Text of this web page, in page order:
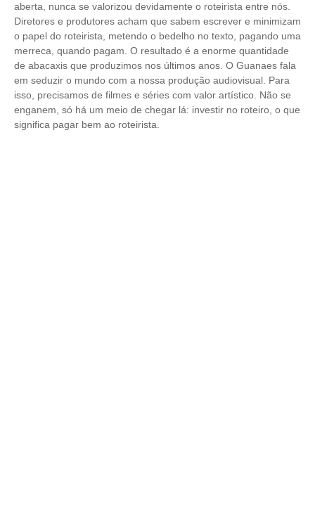
aberta, nunca se valorizou devidamente o roteirista entre nós.
Diretores e produtores acham que sabem escrever e minimizam
o papel do roteirista, metendo o bedelho no texto, pagando uma
merreca, quando pagam. O resultado é a enorme quantidade
de abacaxis que produzimos nos últimos anos. O Guanaes fala
em seduzir o mundo com a nossa produção audiovisual. Para
isso, precisamos de filmes e séries com valor artístico. Não se
enganem, só há um meio de chegar lá: investir no roteiro, o que
significa pagar bem ao roteirista.